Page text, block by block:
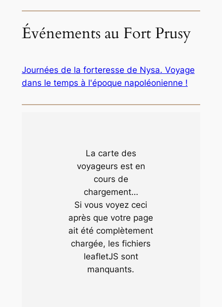
Événements au Fort Prusy
Journées de la forteresse de Nysa. Voyage
dans le temps à l'époque napoléonienne !
La carte des
voyageurs est en
cours de
chargement…
Si vous voyez ceci
après que votre page
ait été complètement
chargée, les fichiers
leafletJS sont
manquants.